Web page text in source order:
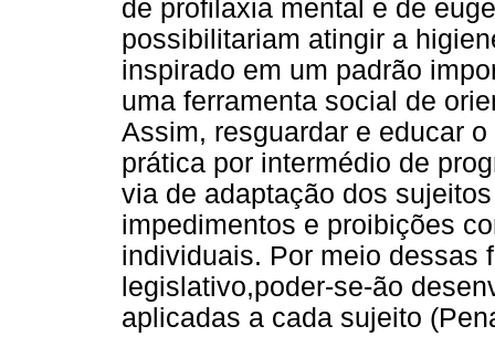
de profilaxia mental e de
possibilitariam atingir a
inspirado em um padrão
uma ferramenta social de
Assim, resguardar e educar
prática por intermédio de
via de adaptação dos
impedimentos e proibições
individuais. Por meio dessas
legislativo,poder-se-ão
aplicadas a cada sujeito